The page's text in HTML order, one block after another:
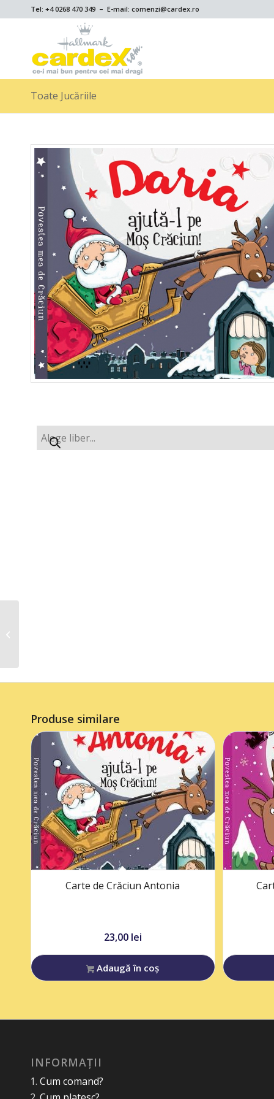
Tel: +4 0268 470 349 – E-mail: comenzi@cardex.ro
Toate Jucăriile
Produse similare
Carte de Crăciun Antonia
23,00 lei
Adaugă în coș
INFORMAȚII
Cum comand?